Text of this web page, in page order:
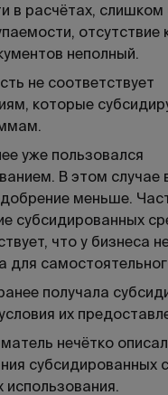
в расчётах,
отсутствие
неполный.
не соответствует
которые
уже пользовался
В этом случае
меньше.
субсидированных
что у бизнеса
для
получала
их
нечётко
субсидированных
использования.